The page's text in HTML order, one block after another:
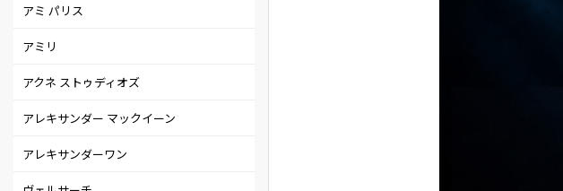
アミ パリス
アミリ
アクネ ストゥディオズ
アレキサンダー マックイーン
アレキサンダーワン